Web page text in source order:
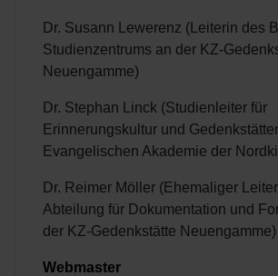
Dr. Susann Lewerenz (Leiterin des
Studienzentrums an der KZ-
Neuengamme)
Dr. Stephan Linck (Studienleiter für
Erinnerungskultur und
Evangelischen Akademie der
Dr. Reimer Möller (Ehemaliger
Abteilung für Dokumentation und
der KZ-Gedenkstätte Neuengamme)
Webmaster